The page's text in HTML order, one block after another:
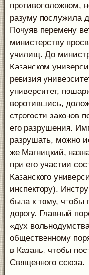
противоположном,
разуму послужила
Почуяв перемену
министерству
училищ. До
Казанском
ревизия
университет,
воротившись,
строгости законов
его разрушения.
разрушать, можно
же Магницкий,
при его участии
Казанского
инспектору).
была к тому, чтобы
дорогу. Главный
«дух
общественному
в Казань, чтобы
Священного союза.